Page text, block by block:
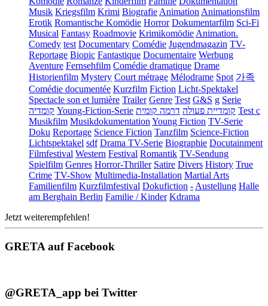
Musik Kriegsfilm Krimi Biografie Animation Animationsfilm
Erotik Romantische Komödie Horror Dokumentarfilm Sci-Fi
Musical Fantasy Roadmovie Krimikomödie Animation.
Comedy test Documentary Comédie Jugendmagazin TV-
Reportage Biopic Fantastique Documentaire Werbung
Aventure Fernsehfilm Comédie dramatique Drame
Historienfilm Mystery Court métrage Mélodrame Spot 가족
Comédie documentée Kurzfilm Fiction Licht-Spektakel
Spectacle son et lumière Trailer Genre Test G&S g Serie
קומדיה Young-Fiction-Serie קומדיית פעולה דרמה קומית
Test c
Musikfilm Musikdokumentation Young Fiction TV-Serie
Doku Reportage Science Fiction Tanzfilm Science-Fiction
Lichtspektakel sdf Drama TV-Serie Biographie Docutainment
Filmfestival Western Festival Romantik TV-Sendung
Spielfilm Genres Horror-Thriller Satire Divers History True
Crime TV-Show Multimedia-Installation Martial Arts
Familienfilm Kurzfilmfestival Dokufiction - Austellung Halle
am Berghain Berlin Familie / Kinder Kdrama
Jetzt weiterempfehlen!
GRETA auf Facebook
@GRETA_app bei Twitter